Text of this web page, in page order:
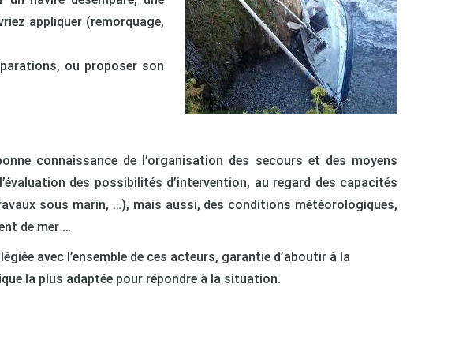
appliquer (remorquage,
ou proposer son
connaissance de l’organisation des secours et des moyens
des possibilités d’intervention, au regard des capacités
sous marin, …), mais aussi, des conditions météorologiques,
de mer …
avec l’ensemble de ces acteurs, garantie d’aboutir à la
la plus adaptée pour répondre à la situation.